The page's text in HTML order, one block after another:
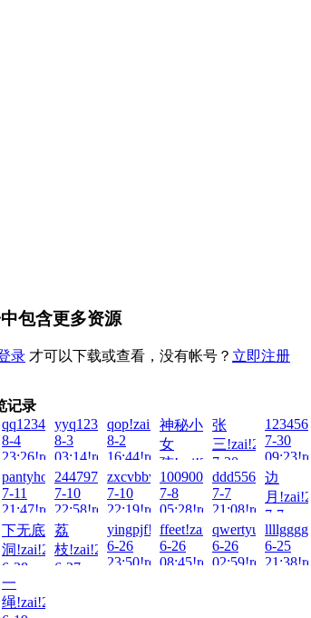
包含更多资源
录 才可以下载或查看，没有帐号？ 立即注册
记录
qq12345!zai!2026-
8-4
23:26!read!
yyq123!zai!2026-
8-3
03:14!read!
qop!zai!2026-
8-2
16:44!read!
神秘小
女
孩!zai!2026-
7-31
20:56!read!
张
三!zai!2026-
7-30
13:35!read!
7-30
pantyhosehero!zai!2026-
7-11
21:47!read!
2447973717!zai!2026-
7-10
22:58!read!
zxcvbbvcxz!zai!2026-
7-10
22:19!read!
100900!zai!2026-
7-8
05:28!read!
7-7
21:08!read!
边
月
7-7
下无底
洞!zai!2026-
6-28
13:59!read!
荔
枝!zai!2026-
6-27
yingpjf!zai!2026-
6-26
23:50!read!
ffeet!zai!2026-
6-26
08:45!read!
6-26
02:59!read!
6-25
一
绳!zai!2026-